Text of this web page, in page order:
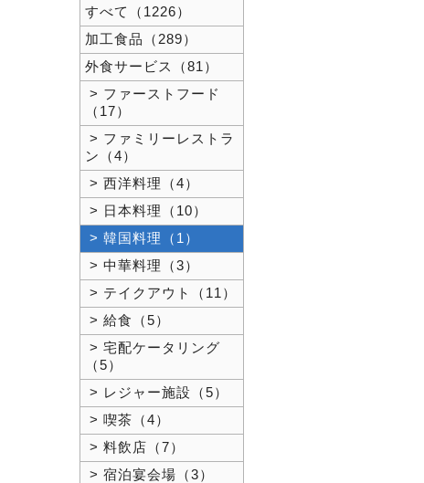
すべて（1226）
加工食品（289）
外食サービス（81）
> ファーストフード
（17）
> ファミリーレストラ
ン（4）
> 西洋料理（4）
> 日本料理（10）
> 韓国料理（1）
> 中華料理（3）
> テイクアウト（11）
> 給食（5）
> 宅配ケータリング
（5）
> レジャー施設（5）
> 喫茶（4）
> 料飲店（7）
> 宿泊宴会場（3）